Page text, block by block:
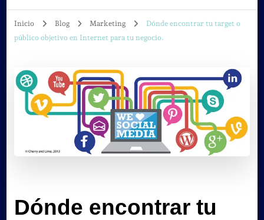
Inicio Blog Marketing
Dónde encontrar tu target o
público objetivo en Internet para tu negocio.
Dónde encontrar tu